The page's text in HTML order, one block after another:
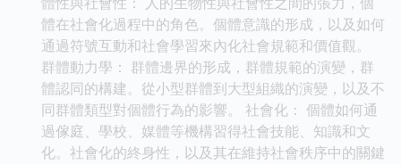
體在社會化過程中的角色。個體意識的形成，以及如何
通過符號互動和社會學習來內化社會規範和價值觀。
群體動力學： 群體邊界的形成，群體規範的演變，群
體認同的構建。從小型群體到大型組織的演變，以及不
同群體類型對個體行為的影響。 社會化： 個體如何通
過傢庭、學校、媒體等機構習得社會技能、知識和文
化。社會化的終身性，以及其在維持社會秩序中的關鍵